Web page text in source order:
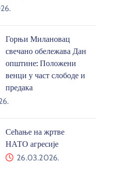
Горњи Милановац
свечано обележава Дан
општине: Положени
венци у част слободе и
предака
Сећање на жртве
НАТО агресије
26.03.2026.